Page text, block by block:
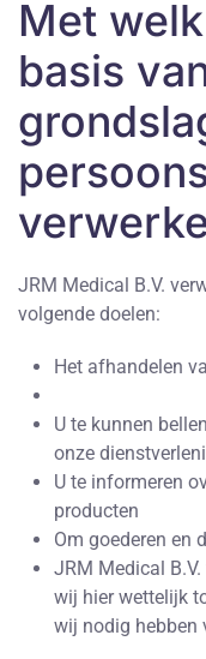
Met
basis
JRM Medical B.V.
volgende doelen:
Het afhandelen
U te kunnen
onze
U te informeren
producten
Om goederen en
JRM Medical
wij hier wettelijk
wij nodig hebben